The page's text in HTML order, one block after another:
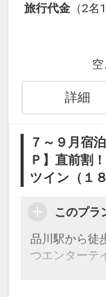
※１０室以上
※企業名、団
予約するこ
※１予約につ
は、各お部屋
ださい。
「食事なしプ
●「食事なし
※ご覧のペー
件】の項目で
旅行代金 （2
空
詳細
７～９月宿
Ｐ】直前割
ツイン（１
このプラ
品川駅から徒
つエンターテ